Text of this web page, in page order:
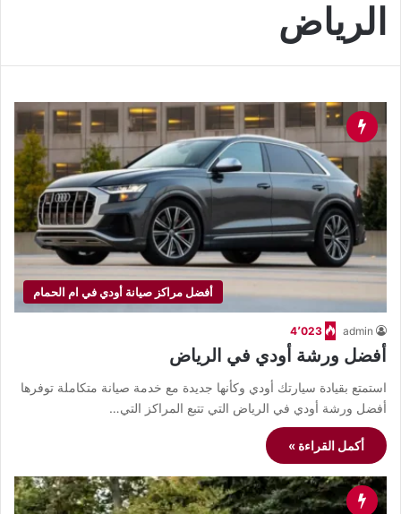
الرياض
أفضل مراكز صيانة أودي في ام الحمام
admin 4٬023
أفضل ورشة أودي في الرياض
استمتع بقيادة سيارتك أودي وكأنها جديدة مع خدمة صيانة متكاملة توفرها
أفضل ورشة أودي في الرياض التي تتبع المراكز التي…
أكمل القراءة »